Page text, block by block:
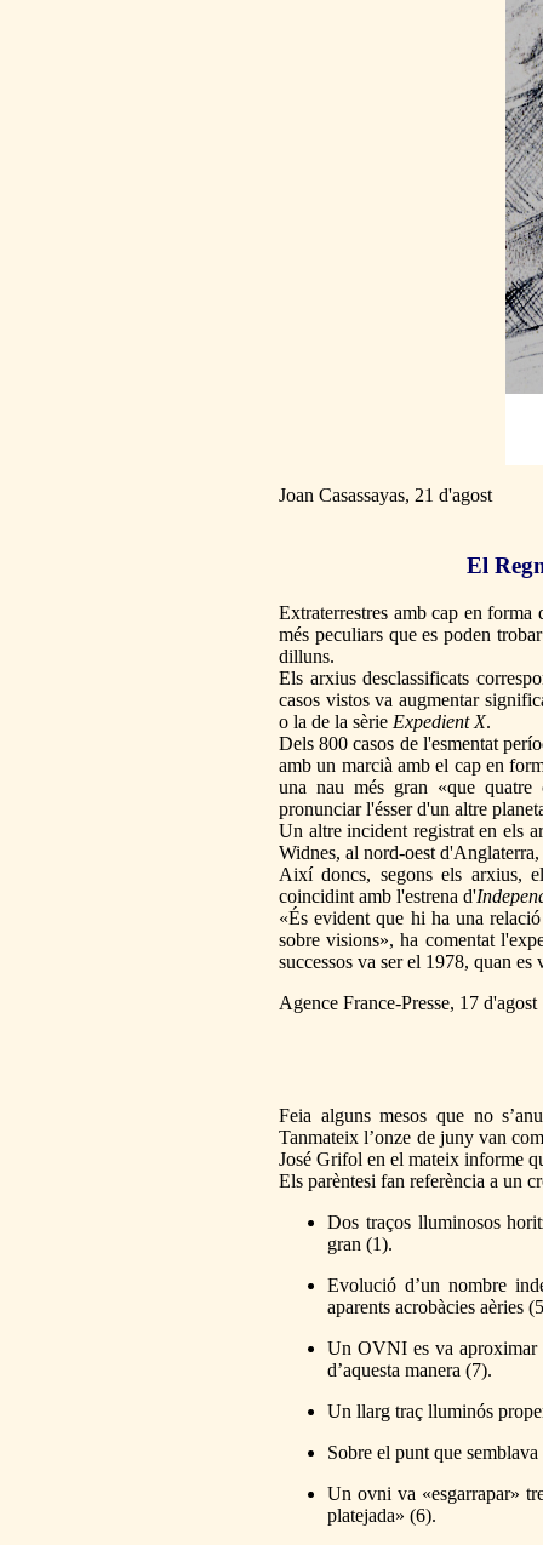
Joan Casassayas, 21 d'agost
El
Extraterrestres amb cap en
més peculiars que es poden
dilluns.
Els arxius desclassificats
casos vistos va augmentar
o la de la sèrie Expedient X.
Dels 800 casos de l'esmentat
amb un marcià amb el cap en
una nau més gran «que quatre
pronunciar l'ésser d'un altre
Un altre incident registrat en els
Widnes, al nord-oest
Així doncs, segons els arxius,
coincidint amb l'estrena d'
«És evident que hi ha una
sobre visions», ha comentat
successos va ser el 1978, quan es
Agence France-Presse, 17 d'agost
Feia alguns mesos que no
Tanmateix l’onze de juny van
José Grifol en el mateix informe
Els parèntesi fan referència a un
Dos traços lluminosos
gran (1).
Evolució d’un nombre
aparents acrobàcies aèries
Un OVNI es va aproximar
d’aquesta manera (7).
Un llarg traç lluminós
Sobre el punt que
Un ovni va «esgarrapar»
platejada» (6).